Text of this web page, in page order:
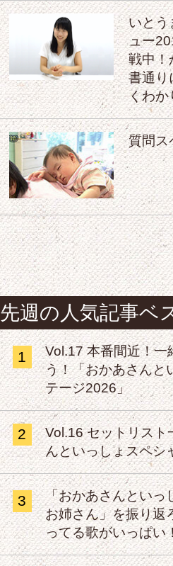
いとう
ュー
戦中！
書通り
くわか
質問ス
先週の人気記事ベ
1
Vol.17 本番間近！一
う！「おかあさんと
テージ2026」
2
Vol.16 セットリスト
んといっしょスペシ
3
「おかあさんといっ
お姉さん」を振り返
ってる歌がいっぱい